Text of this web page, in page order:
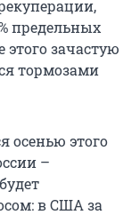
предельных
зачастую
тормозами
осенью этого
–
в США за